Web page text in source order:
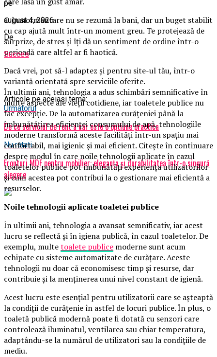
O înmormântare nu se rezumă la bani, dar un buget stabilit
cu cap ajută mult într-un moment greu. Te protejează de
surprize, de stres și îți dă un sentiment de ordine într-o
perioadă care altfel ar fi haotică.
Dacă vrei, pot să-l adaptez și pentru site-ul tău, într-o
variantă orientată spre serviciile oferite.
Articole pe aceiasi tema:
Urmatorul
De ce serviciul de rent a car este o optiune practica
Nu ratati
Fronturi MDF pentru mobilier: eleganța și durabilitatea într-o singură
alegere
pe
august 4, 2026
De
Succes
În ultimii ani, tehnologia a adus schimbări semnificative în
multe aspecte ale vieții cotidiene, iar toaletele publice nu
fac excepție. De la automatizarea curățeniei până la
îmbunătățirea eficienței consumului de apă, tehnologiile
moderne transformă aceste facilități într-un spațiu mai
confortabil, mai igienic și mai eficient. Citește în continuare
despre modul în care noile tehnologii aplicate în cazul
toaletelor publice pot îmbunătăți experiența utilizatorilor
și cum acestea pot contribui la o gestionare mai eficientă a
resurselor.
Noile tehnologii aplicate toaletei publice
În ultimii ani, tehnologia a avansat semnificativ, iar acest
lucru se reflectă și în igiena publică, în cazul toaletelor. De
exemplu, multetoalete publice moderne sunt acum
echipate cu sisteme automatizate de curățare. Aceste
tehnologii nu doar că economisesc timp și resurse, dar
contribuie și la menținerea unui nivel constant de igienă.
Acest lucru este esențial pentru utilizatorii care se așteaptă
la condiții de curățenie în astfel de locuri publice. În plus, o
toaletă publică modernă poate fi dotată cu senzori care
controlează iluminatul, ventilarea sau chiar temperatura,
adaptându-se la numărul de utilizatori sau la condițiile de
mediu.